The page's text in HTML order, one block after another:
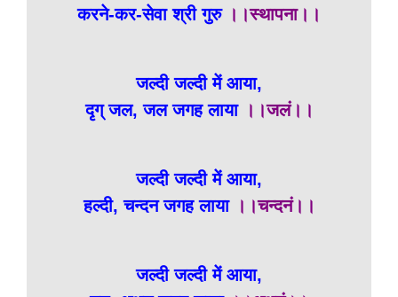
करने-कर-सेवा श्री गुरु ।।स्थापना।।
जल्दी जल्दी में आया,
दृग् जल, जल जगह लाया ।।जलं।।
जल्दी जल्दी में आया,
हल्दी, चन्दन जगह लाया ।।चन्दनं।।
जल्दी जल्दी में आया,